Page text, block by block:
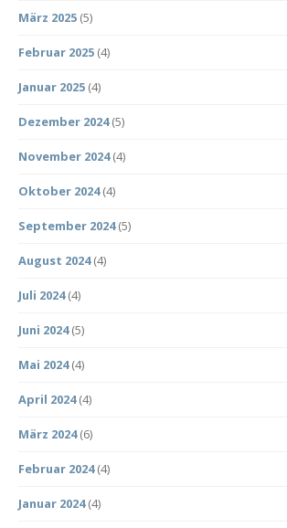
März 2025 (5)
Februar 2025 (4)
Januar 2025 (4)
Dezember 2024(5)
November 2024(4)
Oktober 2024(4)
September 2024(5)
August 2024(4)
Juli 2024(4)
Juni 2024(5)
Mai 2024(4)
April 2024(4)
März 2024(6)
Februar 2024(4)
Januar 2024(4)